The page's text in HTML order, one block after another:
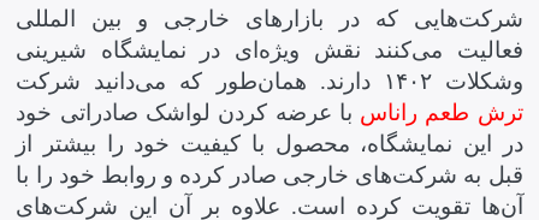
شرکت‌هایی که در بازارهای خارجی و بین المللی
فعالیت می‌کنند نقش ویژه‌ای در نمایشگاه شیرینی
وشکلات ۱۴۰۲ دارند. همان‌طور که می‌دانید شرکت
ترش طعم راناس با عرضه کردن لواشک صادراتی خود
در این نمایشگاه، محصول با کیفیت خود را بیشتر از
قبل به شرکت‌های خارجی صادر کرده و روابط خود را با
آن‌ها تقویت کرده است. علاوه بر آن این شرکت‌های